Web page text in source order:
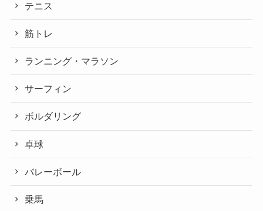
テニス
筋トレ
ランニング・マラソン
サーフィン
ボルダリング
卓球
バレーボール
乗馬